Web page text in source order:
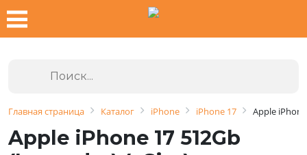
Главная страница Каталог iPhone iPhone 17 Apple
Apple iPhone 17 512Gb